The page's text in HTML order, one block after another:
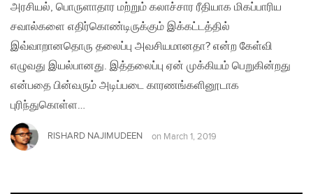
அரசியல், பொருளாதார மற்றும் கலாச்சார ரீதியாக‌ மிகப்பாரிய
சவால்களை எதிர்கொண்டிருக்கும் இக்கட்டத்தில்
இவ்வாறானதொரு தலைப்பு அவசியமானதா? என்ற கேள்வி
எழுவது இயல்பானது. இத்தலைப்பு ஏன் முக்கியம் பெறுகின்றது
என்பதை பின்வரும் அடிப்படை காரணங்களினூடாக
புரிந்துகொள்ள…
RISHARD NAJIMUDEEN on March 1, 2019